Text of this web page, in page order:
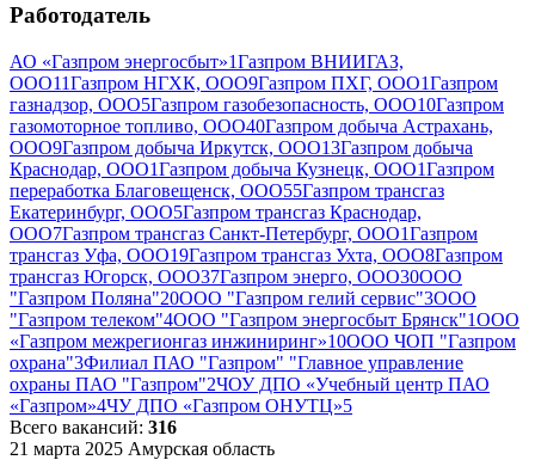
Работодатель
АО «Газпром энергосбыт»1Газпром ВНИИГАЗ,
ООО11Газпром НГХК, ООО9Газпром ПХГ, ООО1Газпром
газнадзор, ООО5Газпром газобезопасность, ООО10Газпром
газомоторное топливо, ООО40Газпром добыча Астрахань,
ООО9Газпром добыча Иркутск, ООО13Газпром добыча
Краснодар, ООО1Газпром добыча Кузнецк, ООО1Газпром
переработка Благовещенск, ООО55Газпром трансгаз
Екатеринбург, ООО5Газпром трансгаз Краснодар,
ООО7Газпром трансгаз Санкт-Петербург, ООО1Газпром
трансгаз Уфа, ООО19Газпром трансгаз Ухта, ООО8Газпром
трансгаз Югорск, ООО37Газпром энерго, ООО30ООО
"Газпром Поляна"20ООО "Газпром гелий сервис"3ООО
"Газпром телеком"4ООО "Газпром энергосбыт Брянск"1ООО
«Газпром межрегионгаз инжиниринг»10ООО ЧОП "Газпром
охрана"3Филиал ПАО "Газпром" "Главное управление
охраны ПАО "Газпром"2ЧОУ ДПО «Учебный центр ПАО
«Газпром»4ЧУ ДПО «Газпром ОНУТЦ»5
Всего вакансий: 316
21 марта 2025 Амурская область